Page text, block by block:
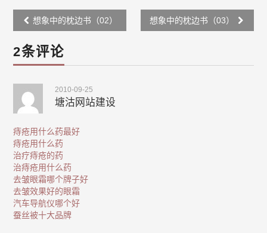
Post
navigation
想象中的枕边书（02） 想象中的枕边书（03）
2条评论
2010-09-25
塘沽网站建设
痔疮用什么药最好
痔疮用什么药
治疗痔疮的药
治痔疮用什么药
去皱眼霜哪个牌子好
去皱效果好的眼霜
汽车导航仪哪个好
蚕丝被十大品牌